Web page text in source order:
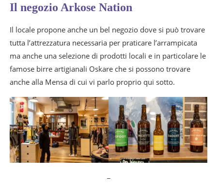
Il negozio Arkose Nation
Il locale propone anche un bel negozio dove si può trovare
tutta l’attrezzatura necessaria per praticare l’arrampicata
ma anche una selezione di prodotti locali e in particolare le
famose birre artigianali Oskare che si possono trovare
anche alla Mensa di cui vi parlo proprio qui sotto.